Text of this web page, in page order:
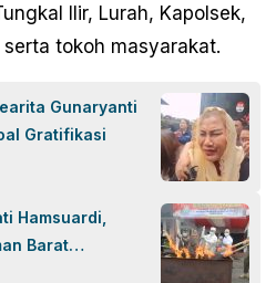
Ilir, Lurah, Kapolsek,
tokoh masyarakat.
Gunaryanti
Gratifikasi
Hamsuardi,
Barat
Tindak